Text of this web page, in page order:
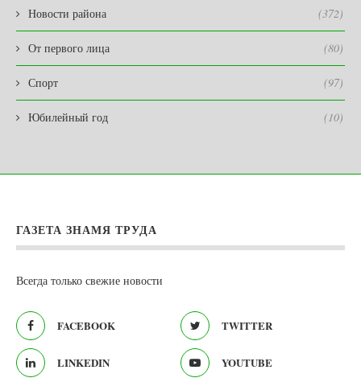
Новости района (372)
От первого лица (80)
Спорт (97)
Юбилейный год (10)
ГАЗЕТА ЗНАМЯ ТРУДА
Всегда только свежие новости
FACEBOOK TWITTER
LINKEDIN YOUTUBE